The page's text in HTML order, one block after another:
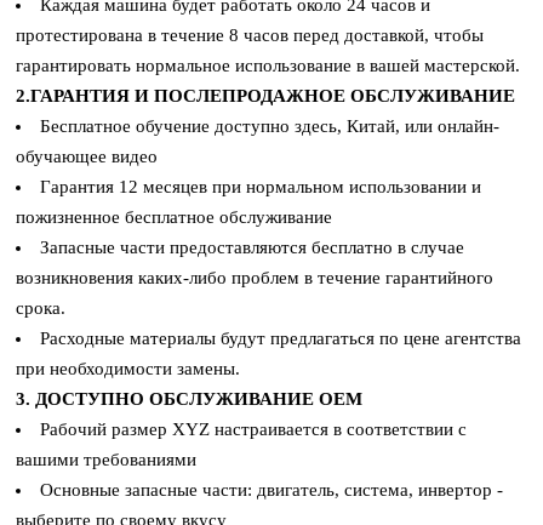
Каждая машина будет работать около 24 часов и
протестирована в течение 8 часов перед доставкой, чтобы
гарантировать нормальное использование в вашей мастерской.
2.ГАРАНТИЯ И ПОСЛЕПРОДАЖНОЕ ОБСЛУЖИВАНИЕ
Бесплатное обучение доступно здесь, Китай, или онлайн-
обучающее видео
Гарантия 12 месяцев при нормальном использовании и
пожизненное бесплатное обслуживание
Запасные части предоставляются бесплатно в случае
возникновения каких-либо проблем в течение гарантийного
срока.
Расходные материалы будут предлагаться по цене агентства
при необходимости замены.
3. ДОСТУПНО ОБСЛУЖИВАНИЕ OEM
Рабочий размер XYZ настраивается в соответствии с
вашими требованиями
Основные запасные части: двигатель, система, инвертор -
выберите по своему вкусу